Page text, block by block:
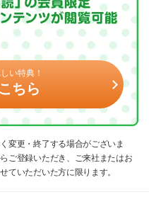
い特典！
ちら
変更・終了する場合がございま
ご登録いただき、ご来社またはお
ていただいた方に限ります。